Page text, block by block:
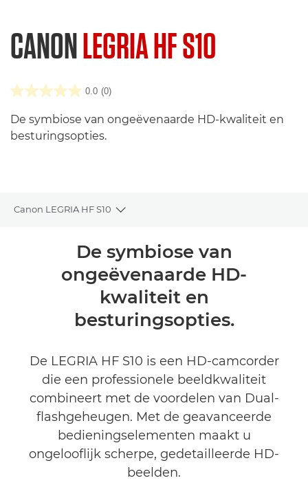
CANONLEGRIA HF S10
0.0 (0)
De symbiose van ongeëvenaarde HD-kwaliteit en
besturingsopties.
Canon LEGRIA HF S10
Toggle breadcrumbs
De symbiose van
ongeëvenaarde HD-
kwaliteit en
besturingsopties.
De LEGRIA HF S10 is een HD-camcorder
die een professionele beeldkwaliteit
combineert met de voordelen van Dual-
flashgeheugen. Met de geavanceerde
bedieningselementen maakt u
ongelooflijk scherpe, gedetailleerde HD-
beelden.